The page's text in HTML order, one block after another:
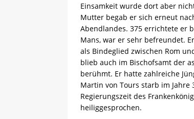
Einsamkeit wurde dort aber
Mutter begab er sich erneut
Abendlandes. 375 errichtete er
Mans, war er sehr befreundet.
als Bindeglied zwischen Rom
blieb auch im Bischofsamt der
berühmt. Er hatte zahlreiche
Martin von Tours starb im
Regierungszeit des
heiliggesprochen.